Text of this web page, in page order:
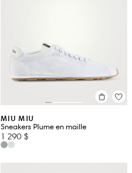
MIU MIU
Sneakers Plume en maille
1 290 $